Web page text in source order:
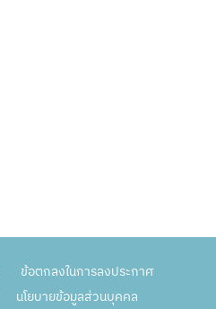
ข้อตกลงในการลงประกาศ
นโยบายข้อมูลส่วนบุคคล